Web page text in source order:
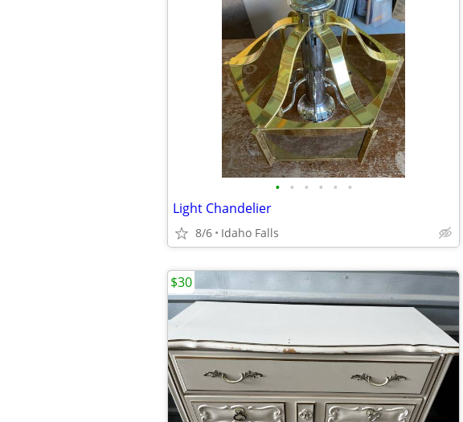
• • • • • •
Light Chandelier
8/6 Idaho Falls
$30